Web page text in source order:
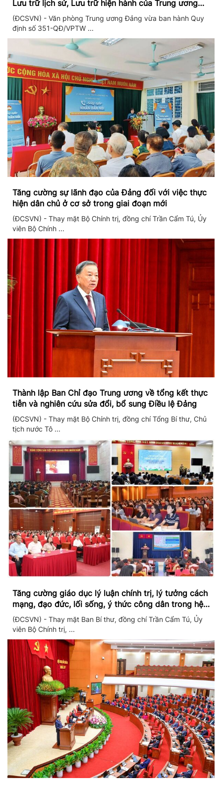
Lưu trữ lịch sử, Lưu trữ hiện hành của Trung ương
Đảng và Văn phòng Trung ương Đảng
(ĐCSVN) - Văn phòng Trung ương Đảng vừa ban hành Quy
định số 351-QĐ/VPTW ...
Tăng cường sự lãnh đạo của Đảng đối với việc thực
hiện dân chủ ở cơ sở trong giai đoạn mới
(ĐCSVN) - Thay mặt Bộ Chính trị, đồng chí Trần Cẩm Tú, Ủy
viên Bộ Chính ...
Thành lập Ban Chỉ đạo Trung ương về tổng kết thực
tiễn và nghiên cứu sửa đổi, bổ sung Điều lệ Đảng
(ĐCSVN) - Thay mặt Bộ Chính trị, đồng chí Tổng Bí thư, Chủ
tịch nước Tô ...
Tăng cường giáo dục lý luận chính trị, lý tưởng cách
mạng, đạo đức, lối sống, ý thức công dân trong hệ
thống giáo dục quốc dân
(ĐCSVN) - Thay mặt Ban Bí thư, đồng chí Trần Cẩm Tú, Ủy
viên Bộ Chính trị, ...